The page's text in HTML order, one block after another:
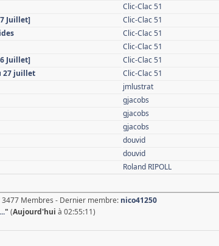
Clic-Clac 51
Juillet]
Clic-Clac 51
Clic-Clac 51
Clic-Clac 51
Juillet]
Clic-Clac 51
27 juillet
Clic-Clac 51
jmlustrat
gjacobs
gjacobs
gjacobs
douvid
douvid
Roland RIPOLL
Membres - Dernier membre: nico41250
" (Aujourd'hui à 02:55:11)